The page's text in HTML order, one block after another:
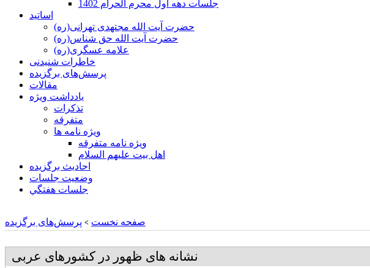
جلسات دهه اول محرم الحرام 1402
اساتید
حضرت آیت الله مجتهدی تهرانی(ره)
حضرت آیت الله حق شناس(ره)
علامه عسگری(ره)
خاطرات شنیدنی
پرسش‌های برگزیده
مقالات
یادداشت ویژه
تذكرات
متفرقه
ويژه نامه ها
ويژه نامه متفرقه
اهل بيت عليهم السلام
احادیث برگزیده
وضعیت جلسات
جلسات هفتگي
صفحه نخست > پرسش‌های برگزیده
نشانه های ظهور در کشورهای عربی